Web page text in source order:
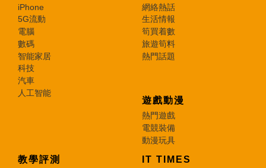
iPhone
5G流動
電腦
數碼
智能家居
科技
汽車
人工智能
網絡熱話
生活情報
筍買着數
旅遊筍料
熱門話題
遊戲動漫
熱門遊戲
電競裝備
動漫玩具
教學評測 IT TIMES